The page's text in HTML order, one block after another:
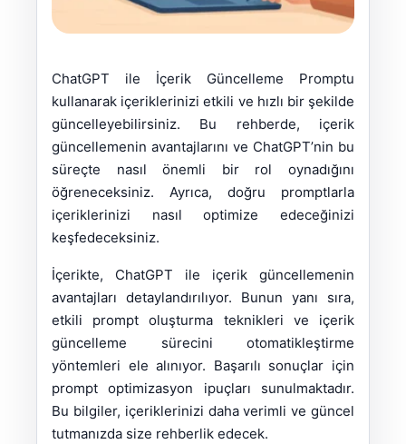
ChatGPT ile İçerik Güncelleme Promptu
kullanarak içeriklerinizi etkili ve hızlı bir şekilde
güncelleyebilirsiniz. Bu rehberde, içerik
güncellemenin avantajlarını ve ChatGPT’nin bu
süreçte nasıl önemli bir rol oynadığını
öğreneceksiniz. Ayrıca, doğru promptlarla
içeriklerinizi nasıl optimize edeceğinizi
keşfedeceksiniz.
İçerikte, ChatGPT ile içerik güncellemenin
avantajları detaylandırılıyor. Bunun yanı sıra,
etkili prompt oluşturma teknikleri ve içerik
güncelleme sürecini otomatikleştirme
yöntemleri ele alınıyor. Başarılı sonuçlar için
prompt optimizasyon ipuçları sunulmaktadır.
Bu bilgiler, içeriklerinizi daha verimli ve güncel
tutmanızda size rehberlik edecek.